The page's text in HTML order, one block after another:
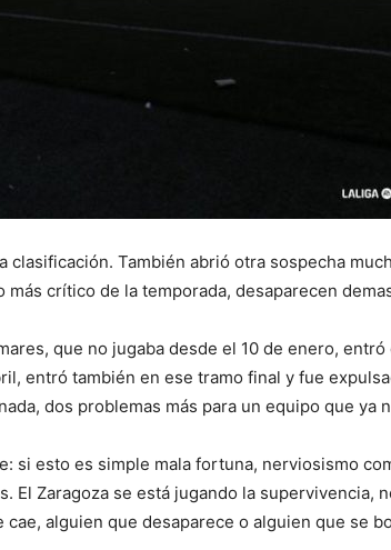
También abrió otra sospecha
crítico de la temporada, desaparecen
que no jugaba desde el 10 de enero,
entró también en ese tramo final y fue
dos problemas más para un equipo que ya
si esto es simple mala fortuna, nerviosismo
Zaragoza se está jugando la supervivencia,
alguien que desaparece o alguien que se